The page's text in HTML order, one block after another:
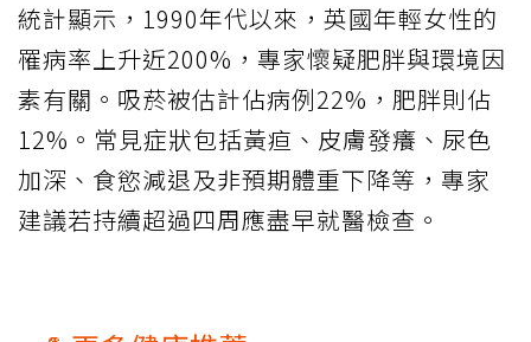
統計顯示，1990年代以來，英國年輕女性的
罹病率上升近200%，專家懷疑肥胖與環境因
素有關。吸菸被估計佔病例22%，肥胖則佔
12%。常見症狀包括黃疸、皮膚發癢、尿色
加深、食慾減退及非預期體重下降等，專家
建議若持續超過四周應盡早就醫檢查。